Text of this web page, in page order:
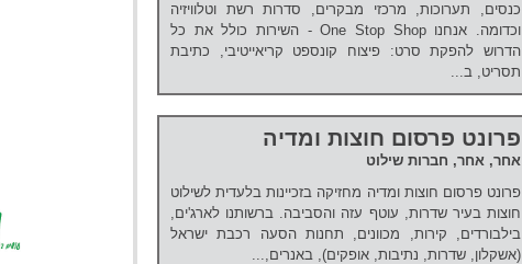
כנסים, תערוכות, מרכזי מבקרים, סדרות רשת וטלוויזיה
וכדומה. אנחנו One Stop Shop - השירות כולל את כל
הדרוש להפקת סרט: פיצוח קונספט קריאייטיבי, כתיבת
תסריט, ב...
פרונט פרסום חוצות ומדיה
אחר, אחר, חברות שילוט
פרונט פרסום חוצות ומדיה מחזיקה בזכיינות בלעדית לשילוט
חוצות בעיר שדרות, עוטף עזה והסביבה. ברשותנו לארג'ים,
בילבורדים, קירות, מכוונים, תחנות הסעה רכבת ישראל
(אשקלון, שדרות, נתיבות, אופקים), באנרים,...